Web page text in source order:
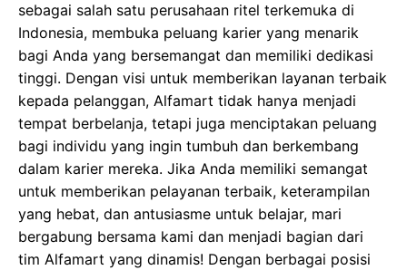
sebagai salah satu perusahaan ritel terkemuka di
Indonesia, membuka peluang karier yang menarik
bagi Anda yang bersemangat dan memiliki dedikasi
tinggi. Dengan visi untuk memberikan layanan terbaik
kepada pelanggan, Alfamart tidak hanya menjadi
tempat berbelanja, tetapi juga menciptakan peluang
bagi individu yang ingin tumbuh dan berkembang
dalam karier mereka. Jika Anda memiliki semangat
untuk memberikan pelayanan terbaik, keterampilan
yang hebat, dan antusiasme untuk belajar, mari
bergabung bersama kami dan menjadi bagian dari
tim Alfamart yang dinamis! Dengan berbagai posisi